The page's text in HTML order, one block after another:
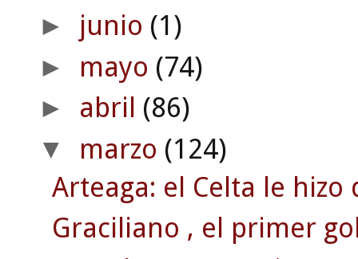
► junio (1)
► mayo (74)
► abril (86)
▼ marzo (124)
Arteaga: el Celta le
Graciliano , el primer